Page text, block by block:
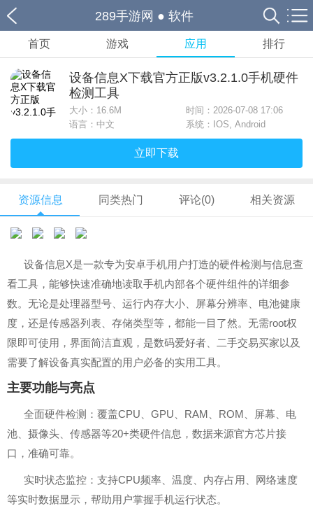
289手游网 ● 软件
首页 游戏 应用 排行
设备信息X下载官方正版v3.2.1.0手机硬件
检测工具
大小： 16.6M
时间：2026-07-08 17:06
语言：中文
系统：IOS, Android
立即下载
资源信息 同类热门 评论(0) 相关资源
设备信息X是一款专为安卓手机用户打造的硬件检测与信息查
看工具，能够快速准确地读取手机内部各个硬件组件的详细参
数。无论是处理器型号、运行内存大小、屏幕分辨率、电池健康
度，还是传感器列表、存储类型等，都能一目了然。无需root权
限即可使用，界面简洁直观，是数码爱好者、二手交易买家以及
需要了解设备真实配置的用户必备的实用工具。
主要功能与亮点
全面硬件检测：覆盖CPU、GPU、RAM、ROM、屏幕、电
池、摄像头、传感器等20+类硬件信息，数据来源官方芯片接
口，准确可靠。
实时状态监控：支持CPU频率、温度、内存占用、网络速度
等实时数据显示，帮助用户掌握手机运行状态。